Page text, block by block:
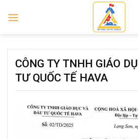
CÔNG TY TNHH GIÁO
TƯ QUỐC TẾ HAVA